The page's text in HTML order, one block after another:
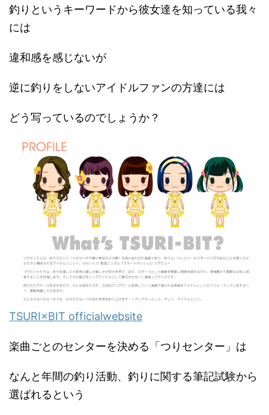
釣りというキーワードから彼女達を知っている我々
には
違和感を感じないが
逆に釣りをしないアイドルファンの方達には
どう写っているのでしょうか？
TSURI×BIT officialwebsite
楽曲ごとのセンターを決める「つりセンター」は
なんと年間の釣り活動、釣りに関する筆記試験から
選ばれるという